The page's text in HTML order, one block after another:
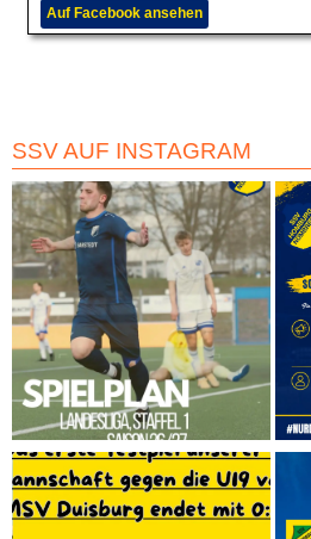
Auf Facebook ansehen
SSV AUF INSTAGRAM